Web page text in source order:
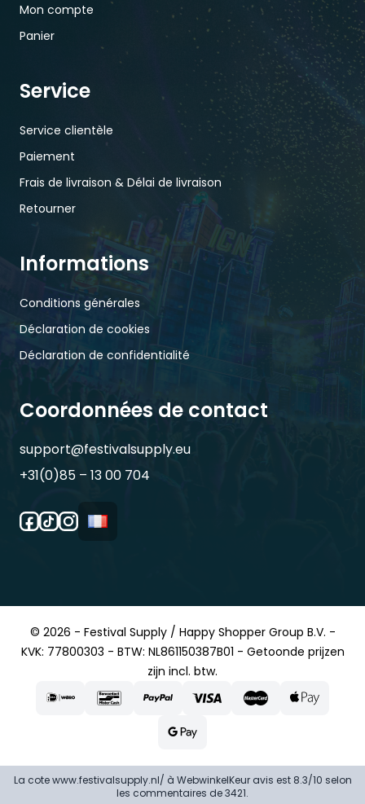
Mon compte
Panier
Service
Service clientèle
Paiement
Frais de livraison & Délai de livraison
Retourner
Informations
Conditions générales
Déclaration de cookies
Déclaration de confidentialité
Coordonnées de contact
support@festivalsupply.eu
+31(0)85 – 13 00 704
© 2026 - Festival Supply / Happy Shopper Group B.V. -
KVK: 77800303 - BTW: NL861150387B01 - Getoonde prijzen
zijn incl. btw.
La cote www.festivalsupply.nl/ à WebwinkelKeur avis est 8.3/10 selon
les commentaires de 3421.